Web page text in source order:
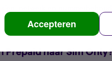
Accepteren
netwerk en nummerbehoud
Prepaid naar Sim